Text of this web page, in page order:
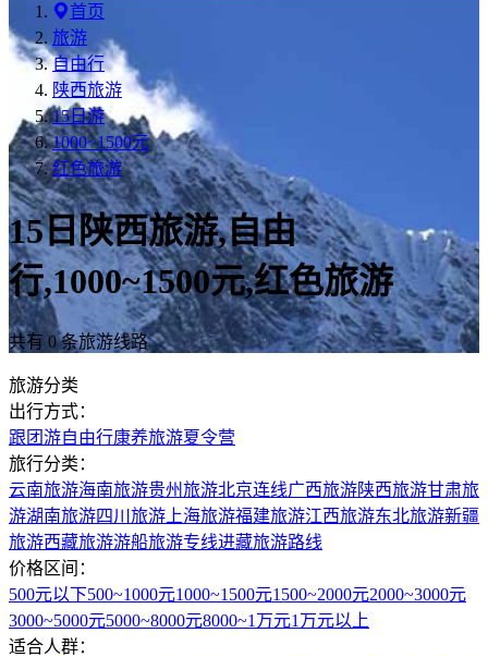
首页
旅游
自由行
陕西旅游
15日游
1000~1500元
红色旅游
15日陕西旅游,自由
行,1000~1500元,红色旅游
共有 0 条旅游线路
旅游分类
出行方式：
跟团游自由行康养旅游夏令营
旅行分类：
云南旅游海南旅游贵州旅游北京连线广西旅游陕西旅游甘肃旅
游湖南旅游四川旅游 上海旅游福建旅游江西旅游东北旅游新疆
旅游西藏旅游游船旅游专线进藏旅游路线
价格区间：
500元以下500~1000元1000~1500元1500~2000元2000~3000元
3000~5000元5000~8000元8000~1万元1万元以上
适合人群：